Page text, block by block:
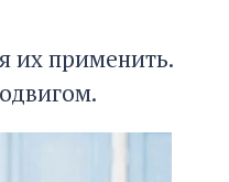
их применить.